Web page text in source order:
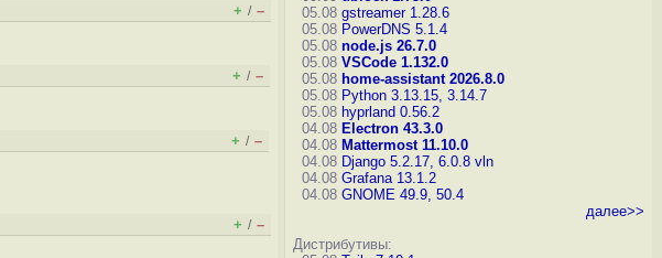
+ / –
+ / –
+ / –
+ / –
05.08 gstreamer 1.28.6
05.08 PowerDNS 5.1.4
05.08 node.js 26.7.0
05.08 VSCode 1.132.0
05.08 home-assistant 2026.8.0
05.08 Python 3.13.15, 3.14.7
05.08 hyprland 0.56.2
04.08 Electron 43.3.0
04.08 Mattermost 11.10.0
04.08 Django 5.2.17, 6.0.8 vln
04.08 Grafana 13.1.2
04.08 GNOME 49.9, 50.4
далее>>
Дистрибутивы: